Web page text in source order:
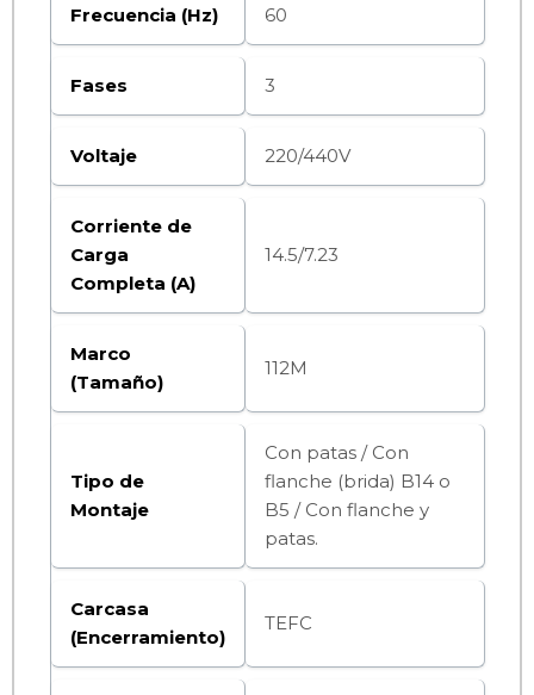
Frecuencia (Hz) 60
Fases 3
Voltaje 220/440V
Corriente de
Carga
Completa (A)
14.5/7.23
Marco
(Tamaño)
112M
Tipo de
Montaje
Con patas / Con
flanche (brida) B14 o
B5 / Con flanche y
patas.
Carcasa
(Encerramiento)
TEFC